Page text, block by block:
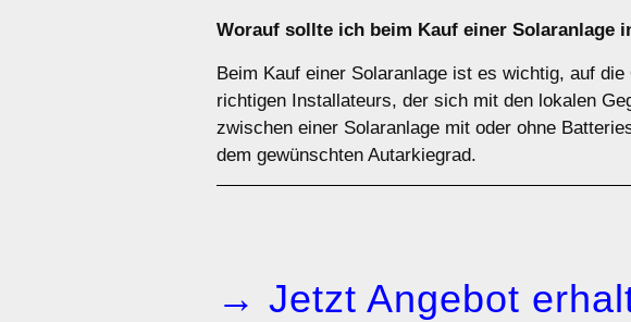
Worauf sollte ich beim Kauf einer Solaranlage
Beim Kauf einer Solaranlage ist es wichtig, auf
richtigen Installateurs, der sich mit den lokalen
zwischen einer Solaranlage mit oder ohne
dem gewünschten Autarkiegrad.
→ Jetzt Angebot